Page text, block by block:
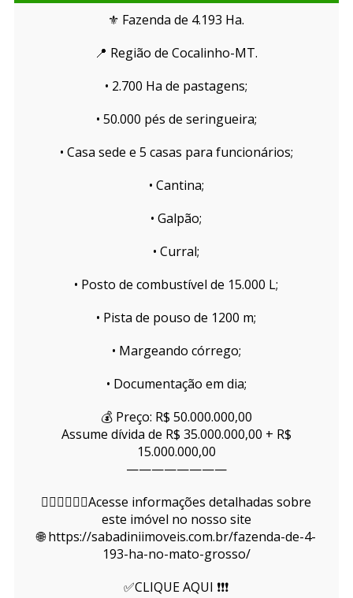
⚜️ Fazenda de 4.193 Ha.
📍 Região de Cocalinho-MT.
• 2.700 Ha de pastagens;
• 50.000 pés de seringueira;
• Casa sede e 5 casas para funcionários;
• Cantina;
• Galpão;
• Curral;
• Posto de combustível de 15.000 L;
• Pista de pouso de 1200 m;
• Margeando córrego;
• Documentação em dia;
💰 Preço: R$ 50.000.000,00
Assume dívida de R$ 35.000.000,00 + R$
15.000.000,00
————————
👇🏻👇🏻👇🏻Acesse informações detalhadas sobre
este imóvel no nosso site
🌐 https://sabadiniimoveis.com.br/fazenda-de-4-
193-ha-no-mato-grosso/
✅CLIQUE AQUI ❗❗❗